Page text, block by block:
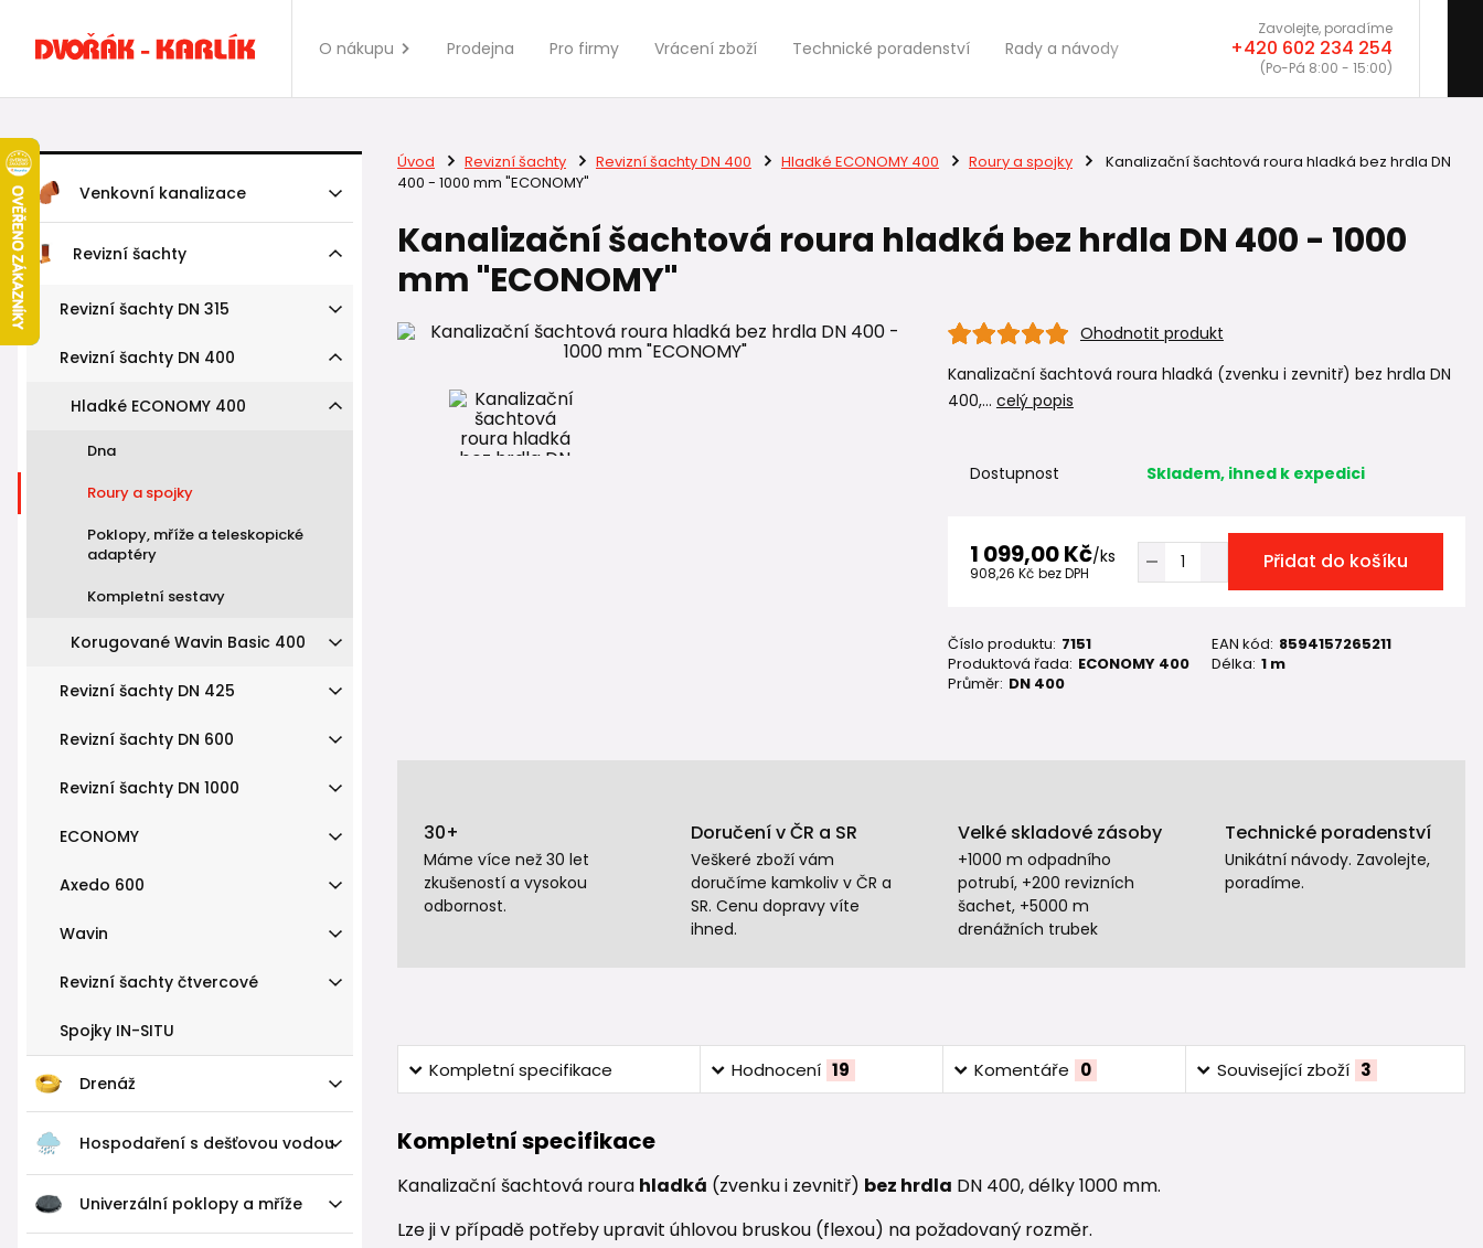
O nákupu Prodejna Pro firmy Vrácení zboží Technické poradenství Rady a návody
Zavolejte, poradíme
+420 602 234 254
(Po-Pá 8:00 - 15:00)
Venkovní kanalizace
Revizní šachty
Revizní šachty DN 315
Revizní šachty DN 400
Hladké ECONOMY 400
Dna
Roury a spojky
Poklopy, mříže a teleskopické
adaptéry
Kompletní sestavy
Korugované Wavin Basic 400
Revizní šachty DN 425
Revizní šachty DN 600
Revizní šachty DN 1000
ECONOMY
Axedo 600
Wavin
Revizní šachty čtvercové
Spojky IN-SITU
Drenáž
Hospodaření s dešťovou vodou
Univerzální poklopy a mříže
Úvod Revizní šachty Revizní šachty DN 400 Hladké ECONOMY 400 Roury a spojky
Kanalizační šachtová roura hladká bez hrdla DN
400 - 1000 mm "ECONOMY"
Kanalizační šachtová roura hladká bez hrdla DN 400 - 1000
mm "ECONOMY"
Ohodnotit produkt
Kanalizační šachtová roura hladká (zvenku i zevnitř) bez hrdla DN
400,... celý popis
Dostupnost Skladem, ihned k expedici
1 099,00 Kč/ks
908,26 Kč bez DPH Přidat do košíku
Číslo produktu: 7151 EAN kód: 8594157265211
Produktová řada: ECONOMY 400 Délka: 1 m
Průměr: DN 400
30+
Máme více než 30 let
zkušeností a vysokou
odbornost.
Doručení v ČR a SR
Veškeré zboží vám
doručíme kamkoliv v ČR a
SR. Cenu dopravy víte
ihned.
Velké skladové zásoby
+1000 m odpadního
potrubí, +200 revizních
šachet, +5000 m
drenážních trubek
Technické poradenství
Unikátní návody. Zavolejte,
poradíme.
Kompletní specifikace Hodnocení 19 Komentáře 0 Související zboží 3
Kompletní specifikace
Kanalizační šachtová roura hladká (zvenku i zevnitř) bez hrdla DN 400, délky 1000 mm.
Lze ji v případě potřeby upravit úhlovou bruskou (flexou) na požadovaný rozměr.